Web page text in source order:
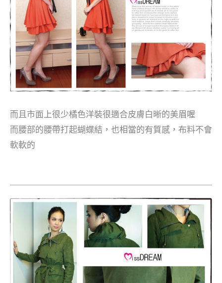
而且市面上很少橘色洋裝很適合皮膚白晰的美眉喔
而腰部的腰帶打起蝴蝶結，也相當的有質感，布料不會
軟軟的